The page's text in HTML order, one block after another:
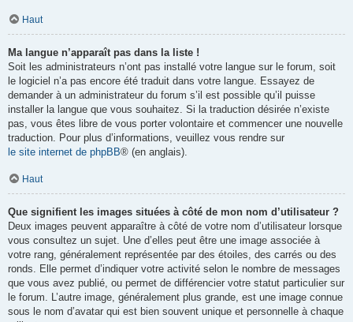
Haut
Ma langue n’apparaît pas dans la liste !
Soit les administrateurs n’ont pas installé votre langue sur le forum, soit
le logiciel n’a pas encore été traduit dans votre langue. Essayez de
demander à un administrateur du forum s’il est possible qu’il puisse
installer la langue que vous souhaitez. Si la traduction désirée n’existe
pas, vous êtes libre de vous porter volontaire et commencer une nouvelle
traduction. Pour plus d’informations, veuillez vous rendre sur
le site internet de phpBB® (en anglais).
Haut
Que signifient les images situées à côté de mon nom d’utilisateur ?
Deux images peuvent apparaître à côté de votre nom d’utilisateur lorsque
vous consultez un sujet. Une d’elles peut être une image associée à
votre rang, généralement représentée par des étoiles, des carrés ou des
ronds. Elle permet d’indiquer votre activité selon le nombre de messages
que vous avez publié, ou permet de différencier votre statut particulier sur
le forum. L’autre image, généralement plus grande, est une image connue
sous le nom d’avatar qui est bien souvent unique et personnelle à chaque